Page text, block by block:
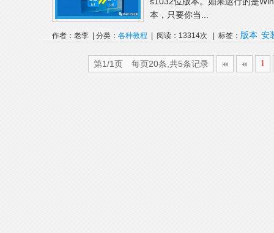
本，只要你当...
作者：老李 | 分类： 各种教程 | 阅读：13314次 | 标签： 版本 安
第1/1页 每页20条,共5条记录
1